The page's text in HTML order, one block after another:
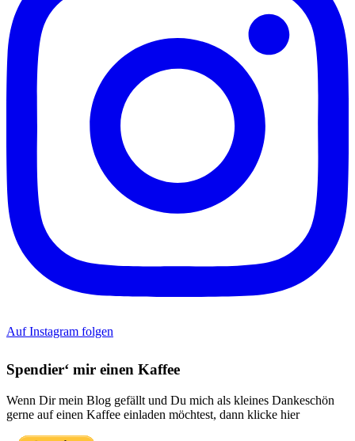
Auf Instagram folgen
Spendier‘ mir einen Kaffee
Wenn Dir mein Blog gefällt und Du mich als kleines Dankeschön
gerne auf einen Kaffee einladen möchtest, dann klicke hier